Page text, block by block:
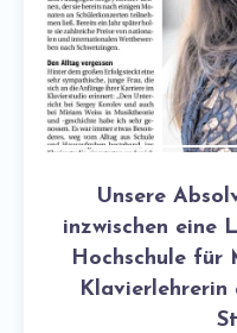
Unsere
inzwischen eine
Hochschule für
Klavierlehrerin